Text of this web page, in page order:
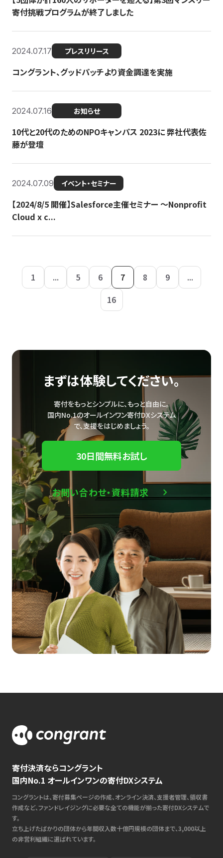
寄付挑戦プログラムが終了しました
2024.07.17 プレスリリース
コングラント、グッドパッチより資金調達を実施
2024.07.16 お知らせ
10代と20代のためのNPOキャンパス 2023に 弊社代表佐
藤が登壇
2024.07.09 イベント・セミナー
【2024/8/5 開催】Salesforce主催セミナー 〜Nonprofit
Cloud x c...
1 ... 5 6 7 8 9
...
16
まずは体験してください。
寄付をもっとシンプルに、もっと自由に。
国内No.1のオールインワン寄付DXシステム
で、支援をはじめましょう。
30日間無料お試し
お問い合わせ・資料請求
寄付決済ならコングラント
国内No.1 オールインワンの寄付DXシステム
コングラントは、寄付募集ページの作成、オンライン決済、支援者管理、領収書
作成など、ファンドレイジングに必要な全ての機能が揃った寄付DXシステムで
す。
立ち上げたばかりの団体から年間収入数十億円規模の団体まで、3,000以上
の非営利組織に選ばれています。